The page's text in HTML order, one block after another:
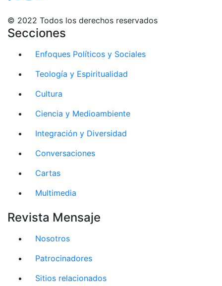
© 2022 Todos los derechos reservados
Secciones
Enfoques Políticos y Sociales
Teología y Espiritualidad
Cultura
Ciencia y Medioambiente
Integración y Diversidad
Conversaciones
Cartas
Multimedia
Revista Mensaje
Nosotros
Patrocinadores
Sitios relacionados